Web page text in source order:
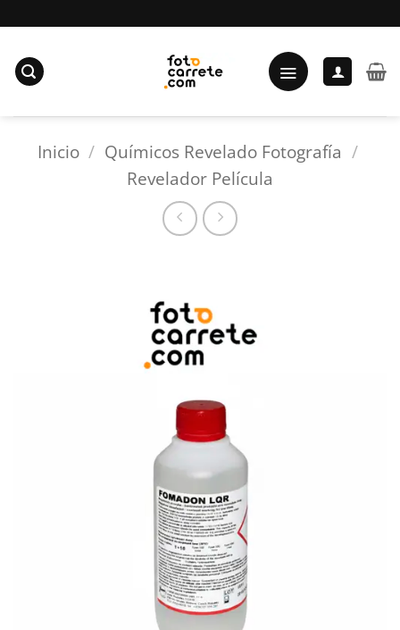
al
contenido
Inicio / Químicos Revelado Fotografía /
Revelador Película